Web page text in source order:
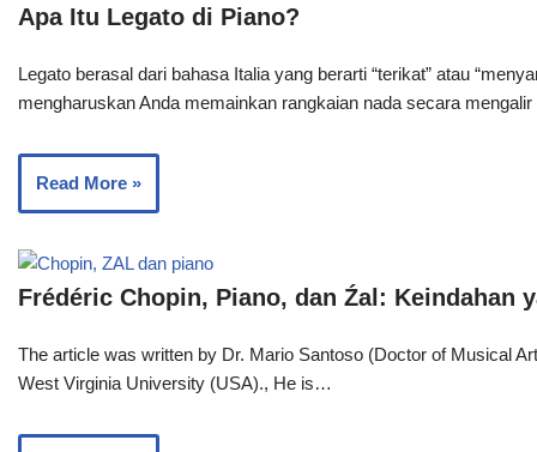
Apa Itu Legato di Piano?
Legato berasal dari bahasa Italia yang berarti “terikat” atau
mengharuskan Anda memainkan rangkaian nada secara
Read More »
Frédéric Chopin, Piano, dan Źal: Keindahan
The article was written by Dr. Mario Santoso (Doctor of Musical
West Virginia University (USA)., He is…